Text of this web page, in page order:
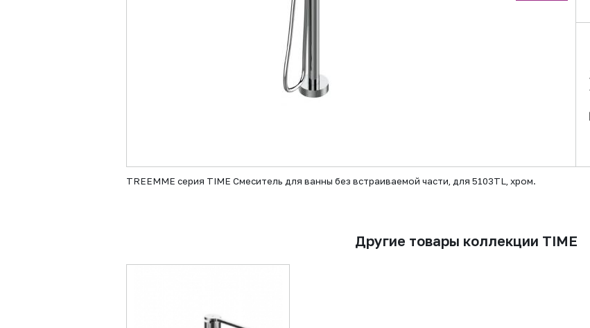
TREEMME серия TIME Смеситель для ванны без встраиваемой части, для 5103TL, хром.
Другие товары коллекции TIME